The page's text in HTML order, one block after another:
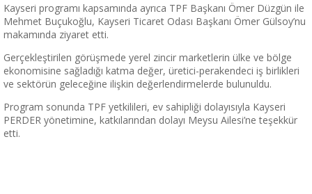
Kayseri programı kapsamında ayrıca TPF Başkanı Ömer Düzgün ile
Mehmet Buçukoğlu, Kayseri Ticaret Odası Başkanı Ömer Gülsoy’nu
makamında ziyaret etti.
Gerçekleştirilen görüşmede yerel zincir marketlerin ülke ve bölge
ekonomisine sağladığı katma değer, üretici-perakendeci iş birlikleri
ve sektörün geleceğine ilişkin değerlendirmelerde bulunuldu.
Program sonunda TPF yetkilileri, ev sahipliği dolayısıyla Kayseri
PERDER yönetimine, katkılarından dolayı Meysu Ailesi’ne teşekkür
etti.